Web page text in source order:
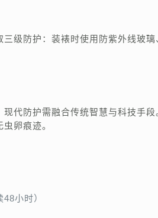
级防护：装裱时使用防紫外线玻
代防护需融合传统智慧与科技手
卵痕迹。
小时）